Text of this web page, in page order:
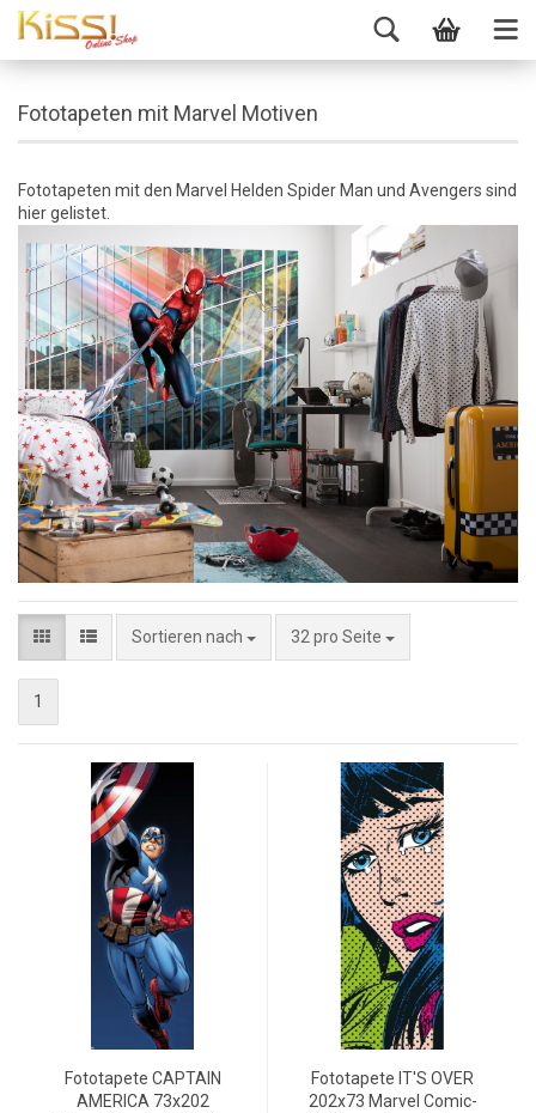
Fototapeten mit Marvel Motiven
Fototapeten mit den Marvel Helden Spider Man und Avengers sind
hier gelistet.
Sortieren nach 32 pro Seite
1
Fototapete CAPTAIN
AMERICA 73x202
Fototapete IT'S OVER
202x73 Marvel Comic-